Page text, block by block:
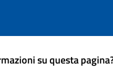
su questa